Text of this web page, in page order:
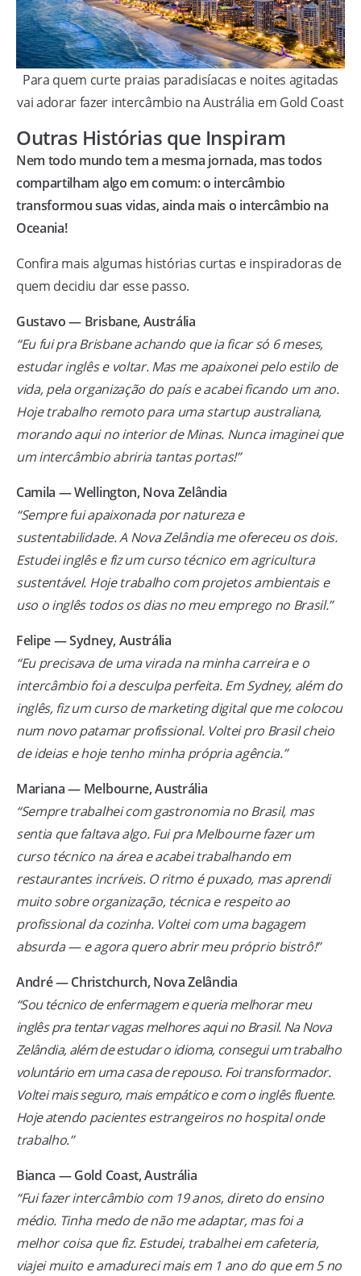
Para quem curte praias paradisíacas e noites agitadas
vai adorar fazer intercâmbio na Austrália em Gold Coast
Outras Histórias que Inspiram
Nem todo mundo tem a mesma jornada, mas todos
compartilham algo em comum: o intercâmbio
transformou suas vidas, ainda mais o intercâmbio na
Oceania!
Confira mais algumas histórias curtas e inspiradoras de
quem decidiu dar esse passo.
Gustavo — Brisbane, Austrália
“Eu fui pra Brisbane achando que ia ficar só 6 meses,
estudar inglês e voltar. Mas me apaixonei pelo estilo de
vida, pela organização do país e acabei ficando um ano.
Hoje trabalho remoto para uma startup australiana,
morando aqui no interior de Minas. Nunca imaginei que
um intercâmbio abriria tantas portas!”
Camila — Wellington, Nova Zelândia
“Sempre fui apaixonada por natureza e
sustentabilidade. A Nova Zelândia me ofereceu os dois.
Estudei inglês e fiz um curso técnico em agricultura
sustentável. Hoje trabalho com projetos ambientais e
uso o inglês todos os dias no meu emprego no Brasil.”
Felipe — Sydney, Austrália
“Eu precisava de uma virada na minha carreira e o
intercâmbio foi a desculpa perfeita. Em Sydney, além do
inglês, fiz um curso de marketing digital que me colocou
num novo patamar profissional. Voltei pro Brasil cheio
de ideias e hoje tenho minha própria agência.”
Mariana — Melbourne, Austrália
“Sempre trabalhei com gastronomia no Brasil, mas
sentia que faltava algo. Fui pra Melbourne fazer um
curso técnico na área e acabei trabalhando em
restaurantes incríveis. O ritmo é puxado, mas aprendi
muito sobre organização, técnica e respeito ao
profissional da cozinha. Voltei com uma bagagem
absurda — e agora quero abrir meu próprio bistrô!”
André — Christchurch, Nova Zelândia
“Sou técnico de enfermagem e queria melhorar meu
inglês pra tentar vagas melhores aqui no Brasil. Na Nova
Zelândia, além de estudar o idioma, consegui um trabalho
voluntário em uma casa de repouso. Foi transformador.
Voltei mais seguro, mais empático e com o inglês fluente.
Hoje atendo pacientes estrangeiros no hospital onde
trabalho.”
Bianca — Gold Coast, Austrália
“Fui fazer intercâmbio com 19 anos, direto do ensino
médio. Tinha medo de não me adaptar, mas foi a
melhor coisa que fiz. Estudei, trabalhei em cafeteria,
viajei muito e amadureci mais em 1 ano do que em 5 no